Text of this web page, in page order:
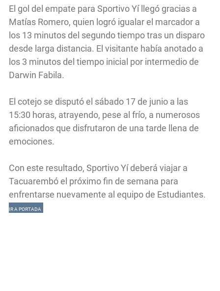
El gol del empate para Sportivo Yí llegó gracias a
Matías Romero, quien logró igualar el marcador a
los 13 minutos del segundo tiempo tras un disparo
desde larga distancia. El visitante había anotado a
los 3 minutos del tiempo inicial por intermedio de
Darwin Fabila.
El cotejo se disputó el sábado 17 de junio a las
15:30 horas, atrayendo, pese al frío, a numerosos
aficionados que disfrutaron de una tarde llena de
emociones.
Con este resultado, Sportivo Yí deberá viajar a
Tacuarembó el próximo fin de semana para
enfrentarse nuevamente al equipo de Estudiantes.
IR A PORTADA